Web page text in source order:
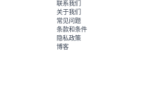
联系我们
关于我们
常见问题
条款和条件
隐私政策
博客